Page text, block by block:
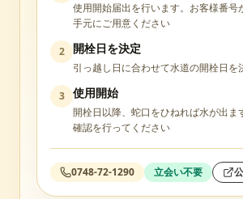
使用開始届出を行います。お客様番号
手元にご用意ください
2 開栓日を決定
引っ越し日に合わせて水道の開栓日を
3 使用開始
開栓日以降、蛇口をひねれば水が出ま
確認を行ってください
0748-72-1290 立会い不要